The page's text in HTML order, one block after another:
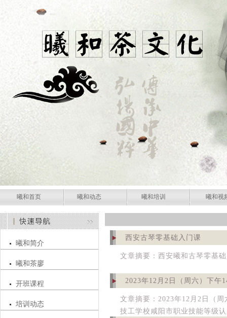
曦和首页 曦和动态 曦和培训 曦和视
曦和简介
曦和茶廖
开班课程
培训动态
西安古琴零基础入门课
文章摘要：西安曦和古琴零基
2023年12月2日（周六）下午
文章摘要：2023年12月2日（
技工学校咸阳市职业技能等级